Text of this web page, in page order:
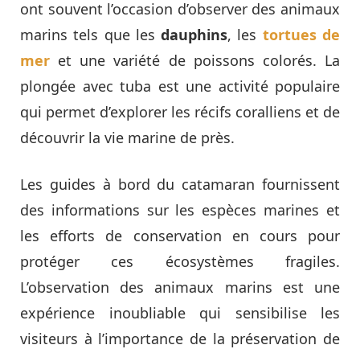
ont souvent l’occasion d’observer des animaux
marins tels que lesdauphins, les tortues de
mer et une variété de poissons colorés. La
plongée avec tuba est une activité populaire
qui permet d’explorer les récifs coralliens et de
découvrir la vie marine de près.
Les guides à bord du catamaran fournissent
des informations sur les espèces marines et
les efforts de conservation en cours pour
protéger ces écosystèmes fragiles.
L’observation des animaux marins est une
expérience inoubliable qui sensibilise les
visiteurs à l’importance de la préservation de